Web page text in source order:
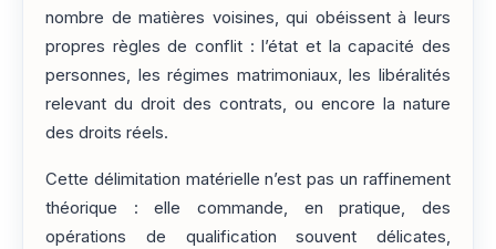
nombre de matières voisines, qui obéissent à leurs
propres règles de conflit : l’état et la capacité des
personnes, les régimes matrimoniaux, les libéralités
relevant du droit des contrats, ou encore la nature
des droits réels.
Cette délimitation matérielle n’est pas un raffinement
théorique : elle commande, en pratique, des
opérations de qualification souvent délicates,